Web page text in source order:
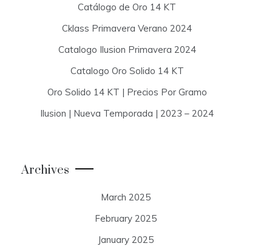
Catálogo de Oro 14 KT
Cklass Primavera Verano 2024
Catalogo Ilusion Primavera 2024
Catalogo Oro Solido 14 KT
Oro Solido 14 KT | Precios Por Gramo
Ilusion | Nueva Temporada | 2023 – 2024
Archives
March 2025
February 2025
January 2025